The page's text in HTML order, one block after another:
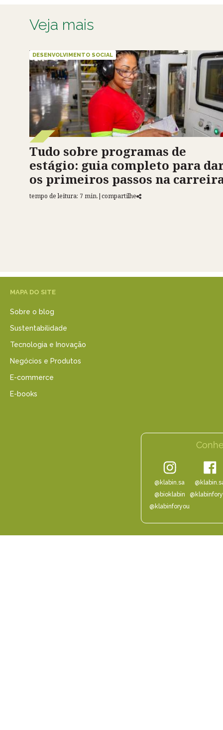
Veja mais
DESENVOLVIMENTO SOCIAL
Tudo sobre programas de
estágio: guia completo para
os primeiros passos na
tempo de leitura: 7 min.|compartilhe
MAPA DO SITE
Sobre o blog
Sustentabilidade
Tecnologia e Inovação
Negócios e Produtos
E-commerce
E-books
@klabin.sa
@bioklabin
@klabinforyou